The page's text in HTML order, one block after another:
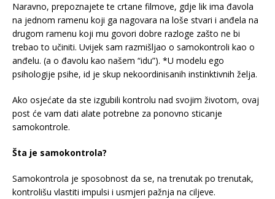
Naravno, prepoznajete te crtane filmove, gdje lik ima đavola
na jednom ramenu koji ga nagovara na loše stvari i anđela na
drugom ramenu koji mu govori dobre razloge zašto ne bi
trebao to učiniti. Uvijek sam razmišljao o samokontroli kao o
anđelu. (a o đavolu kao našem “idu”). *U modelu ego
psihologije psihe, id je skup nekoordinisanih instinktivnih želja.
Ako osjećate da ste izgubili kontrolu nad svojim životom, ovaj
post će vam dati alate potrebne za ponovno sticanje
samokontrole.
Šta je samokontrola?
Samokontrola je sposobnost da se, na trenutak po trenutak,
kontrolišu vlastiti impulsi i usmjeri pažnja na ciljeve.